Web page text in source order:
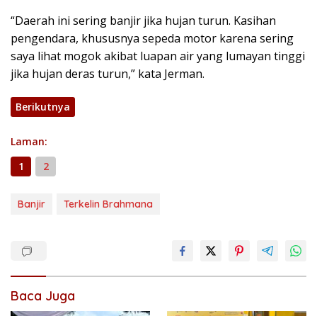
“Daerah ini sering banjir jika hujan turun. Kasihan
pengendara, khususnya sepeda motor karena sering
saya lihat mogok akibat luapan air yang lumayan tinggi
jika hujan deras turun,” kata Jerman.
Berikutnya
Laman:
1
2
Banjir Terkelin Brahmana
Baca Juga